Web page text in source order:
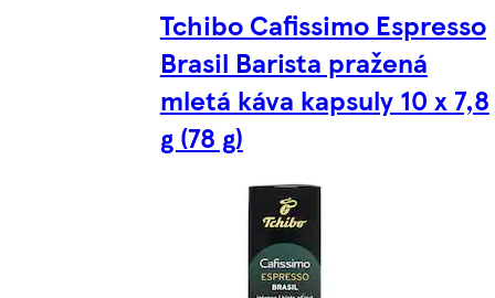
Tchibo Cafissimo Espresso
Brasil Barista pražená
mletá káva kapsuly 10 x 7,8
g (78 g)